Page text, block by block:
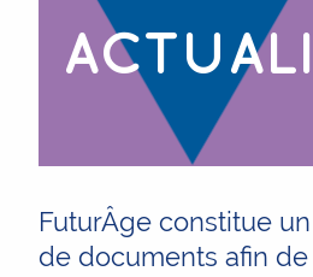
FuturÂge constitue
de documents afin